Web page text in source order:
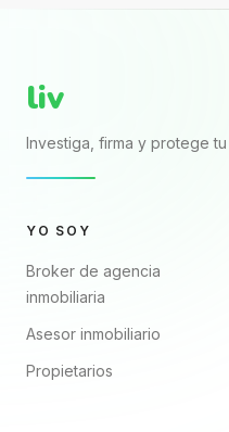
liv
Investiga, firma y protege
YO SOY
Broker de agencia
inmobiliaria
Asesor inmobiliario
Propietarios